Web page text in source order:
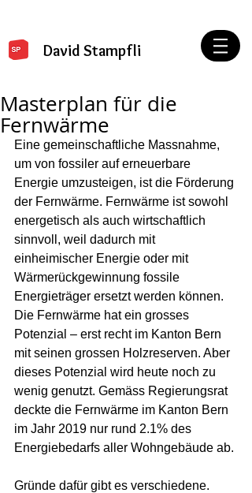
David Stampfli
Masterplan für die
Fernwärme
Eine gemeinschaftliche Massnahme,
um von fossiler auf erneuerbare
Energie umzusteigen, ist die Förderung
der Fernwärme. Fernwärme ist sowohl
energetisch als auch wirtschaftlich
sinnvoll, weil dadurch mit
einheimischer Energie oder mit
Wärmerückgewinnung fossile
Energieträger ersetzt werden können.
Die Fernwärme hat ein grosses
Potenzial – erst recht im Kanton Bern
mit seinen grossen Holzreserven. Aber
dieses Potenzial wird heute noch zu
wenig genutzt. Gemäss Regierungsrat
deckte die Fernwärme im Kanton Bern
im Jahr 2019 nur rund 2.1% des
Energiebedarfs aller Wohngebäude ab.
Gründe dafür gibt es verschiedene.